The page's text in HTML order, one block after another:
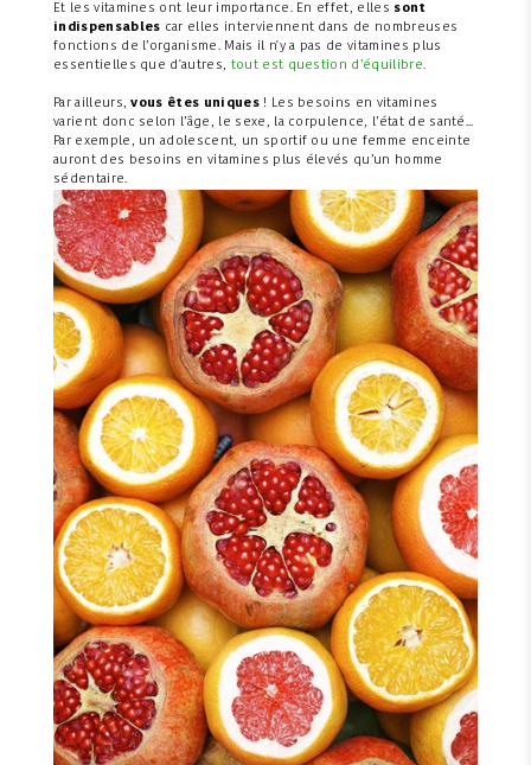
Et les vitamines ont leur importance. En effet, elles sont
indispensables car elles interviennent dans de nombreuses
fonctions de l’organisme. Mais il n'y a pas de vitamines plus
essentielles que d'autres, tout est question d’équilibre.
Par ailleurs,vous êtes uniques! Les besoins en vitamines
varient donc selon l’âge, le sexe, la corpulence, l’état de santé...
Par exemple, un adolescent, un sportif ou une femme enceinte
auront des besoins en vitamines plus élevés qu’un homme
sédentaire.